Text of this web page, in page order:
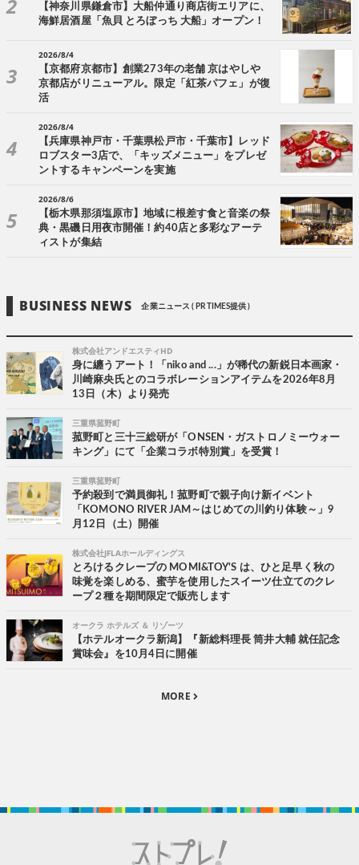
【神奈川県鎌倉市】大船仲通り商店街エリアに、
海鮮居酒屋「魚貝 とろぼっち 大船」オープン！
2026/8/4
【京都府京都市】創業273年の老舗 京はやしや
京都店がリニューアル。限定「紅茶パフェ」が復
活
2026/8/4
【兵庫県神戸市・千葉県松戸市・千葉市】レッド
ロブスター3店で、「キッズメニュー」をプレゼ
ントするキャンペーンを実施
2026/8/6
【栃木県那須塩原市】地域に根差す食と音楽の祭
典・黒磯日用夜市開催！約40店と多彩なアーテ
ィストが集結
BUSINESS NEWS 企業ニュース ( PR TIMES提供 )
株式会社アンドエスティHD
身に纏うアート！「niko and ...」が稀代の新鋭日本画家・
川崎麻央氏とのコラボレーションアイテムを2026年8月
13日（木）より発売
三重県菰野町
菰野町と三十三総研が「ONSEN・ガストロノミーウォー
キング」にて「企業コラボ特別賞」を受賞！
三重県菰野町
予約殺到で満員御礼！菰野町で親子向け新イベント
「KOMONO RIVER JAM～はじめての川釣り体験～」9
月12日（土）開催
株式会社JFLAホールディングス
とろけるクレープの MOMI&TOY'S は、ひと足早く秋の
味覚を楽しめる、蜜芋を使用したスイーツ仕立てのクレ
ープ２種を期間限定で販売します
オークラ ホテルズ ＆ リゾーツ
【ホテルオークラ新潟】『新総料理長 筒井大輔 就任記念
賞味会』を10月4日に開催
MORE